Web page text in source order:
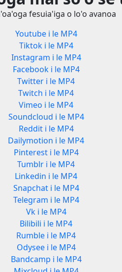
fesuia'iga o lo'o avanoa
Youtube i le MP4
Tiktok i le MP4
Instagram i le MP4
Facebook i le MP4
Twitter i le MP4
Twitch i le MP4
Vimeo i le MP4
Soundcloud i le MP4
Reddit i le MP4
Dailymotion i le MP4
Pinterest i le MP4
Tumblr i le MP4
Linkedin i le MP4
Snapchat i le MP4
Telegram i le MP4
Vk i le MP4
Bilibili i le MP4
Rumble i le MP4
Odysee i le MP4
Bandcamp i le MP4